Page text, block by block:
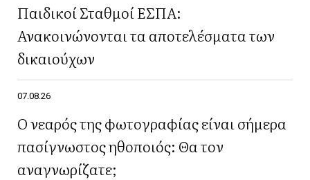
Παιδικοί Σταθμοί ΕΣΠΑ:
Ανακοινώνονται τα αποτελέσματα των
δικαιούχων
07.08.26
Ο νεαρός της φωτογραφίας είναι σήμερα
πασίγνωστος ηθοποιός: Θα τον
αναγνωρίζατε;